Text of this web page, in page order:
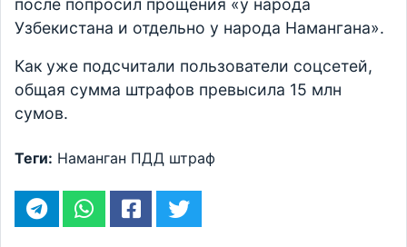
после попросил прощения «у народа
Узбекистана и отдельно у народа Намангана».
Как уже подсчитали пользователи соцсетей,
общая сумма штрафов превысила 15 млн
сумов.
Теги: Наманган ПДД штраф